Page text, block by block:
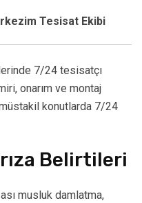
Tesisat Ekibi
7/24 tesisatçı
onarım ve montaj
konutlarda 7/24
Belirtileri
musluk damlatma,